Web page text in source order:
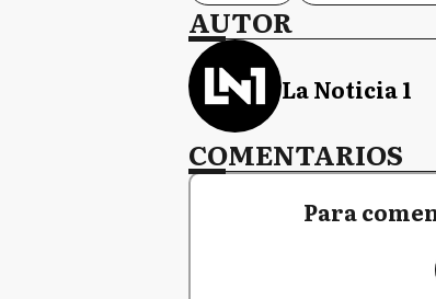
AUTOR
La Noticia 1
COMENTARIOS
Para